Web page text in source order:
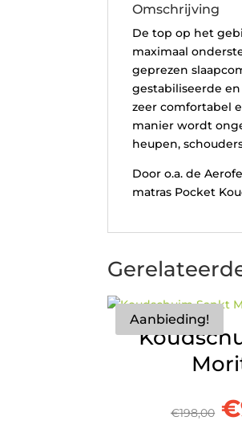
Omschrijving
De top op het
maximaal
geprezen
gestabiliseerde
zeer comfortabel
manier wordt
heupen,
Door o.a. de
matras Pocket
Aanbieding!
€198,00 €